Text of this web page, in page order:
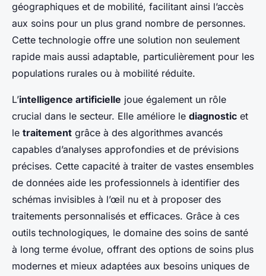
géographiques et de mobilité, facilitant ainsi l’accès
aux soins pour un plus grand nombre de personnes.
Cette technologie offre une solution non seulement
rapide mais aussi adaptable, particulièrement pour les
populations rurales ou à mobilité réduite.
L’intelligence artificielle joue également un rôle
crucial dans le secteur. Elle améliore le diagnostic et
le traitement grâce à des algorithmes avancés
capables d’analyses approfondies et de prévisions
précises. Cette capacité à traiter de vastes ensembles
de données aide les professionnels à identifier des
schémas invisibles à l’œil nu et à proposer des
traitements personnalisés et efficaces. Grâce à ces
outils technologiques, le domaine des soins de santé
à long terme évolue, offrant des options de soins plus
modernes et mieux adaptées aux besoins uniques de